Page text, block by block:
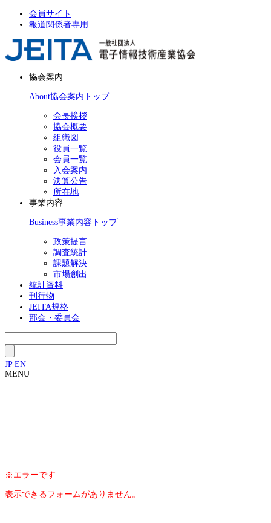
会員サイト
報道関係者専用
協会案内
About協会案内トップ
会長挨拶
協会概要
組織図
役員一覧
会員一覧
入会案内
決算公告
所在地
事業内容
Business事業内容トップ
政策提言
調査統計
課題解決
市場創出
統計資料
刊行物
JEITA規格
部会・委員会
JP EN
MENU
※エラーです
表示できるフォームがありません。